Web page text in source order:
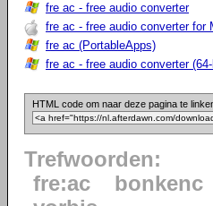
fre ac - free audio converter
fre ac - free audio converter for
fre ac (PortableApps)
fre ac - free audio converter
HTML code om naar deze pagina te
Trefwoorden:
fre:ac
bonkenc